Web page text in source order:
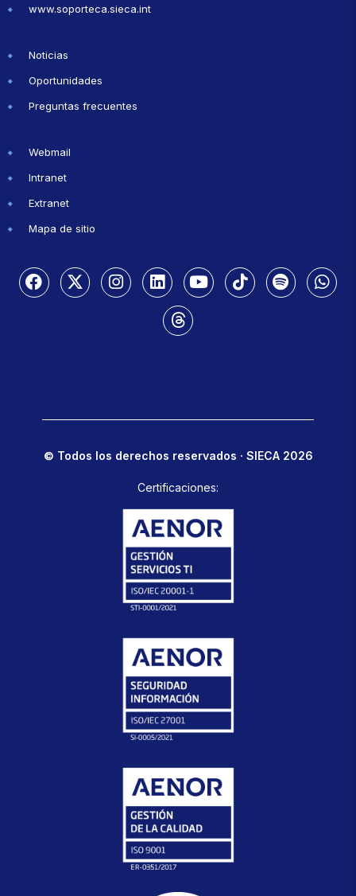
www.soporteca.sieca.int
Noticias
Oportunidades
Preguntas frecuentes
Webmail
Intranet
Extranet
Mapa de sitio
© Todos los derechos reservados · SIECA 2026
Certificaciones: